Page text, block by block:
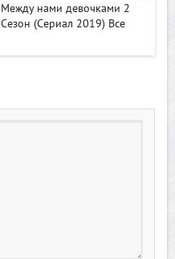
Между нами девочками 2
Сезон (Сериал 2019) Все